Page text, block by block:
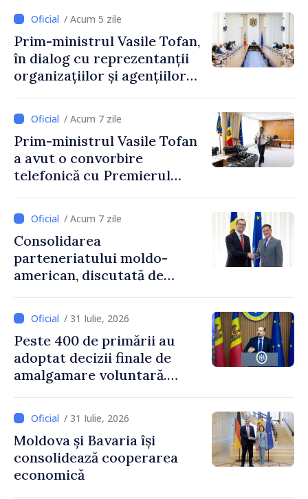
de CNMC
/ Acum 5 zile
Prim-ministrul Vasile Tofan,
în dialog cu reprezentanții
organizațiilor și agențiilor
Moldova
/ Acum 7 zile
Prim-ministrul Vasile Tofan
a avut o convorbire
telefonică cu Premierul
/ Acum 7 zile
Consolidarea
parteneriatului moldo-
american, discutată de
și însărcinatul cu afaceri al
SUA, Nick Pietrowicz
/ 31 Iulie, 2026
Peste 400 de primării au
adoptat decizii finale de
amalgamare voluntară.
Guvernului, Alexei Buzu:
„85,5% dintre primării au
inițiat procesul. Le
mulțumim aleșilor locali
pentru că au pus pe primul
/ 31 Iulie, 2026
Moldova și Bavaria își
consolidează cooperarea
economică